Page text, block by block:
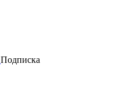
Подписка